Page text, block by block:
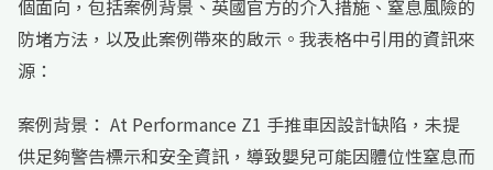
個面向，包括案例背景、英國官方的介入措施、窒息風險的
防堵方法，以及此案例帶來的啟示。我表格中引用的資訊來
源：
案例背景： At Performance Z1 手推車因設計缺陷，未提
供足夠警告標示和安全資訊，導致嬰兒可能因體位性窒息而